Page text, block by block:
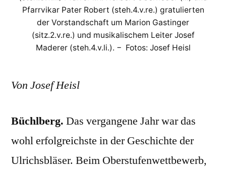
Pfarrvikar Pater Robert (steh.4.v.re.) gratulierten
der Vorstandschaft um Marion Gastinger
(sitz.2.v.re.) und musikalischem Leiter Josef
Maderer (steh.4.v.li.). − Fotos: Josef Heisl
Von Josef Heisl
Büchlberg. Das vergangene Jahr war das
wohl erfolgreichste in der Geschichte der
Ulrichsbläser. Beim Oberstufenwettbewerb,